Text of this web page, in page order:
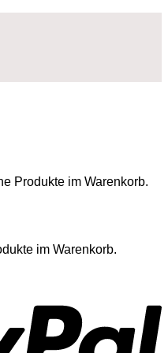
Produkte im Warenkorb.
im Warenkorb.